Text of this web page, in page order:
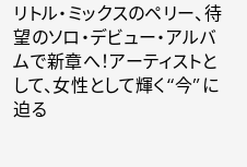
リトル・ミックスのペリー、待
望のソロ・デビュー・アルバ
ムで新章へ！アーティストと
して、女性として輝く“今”に
迫る